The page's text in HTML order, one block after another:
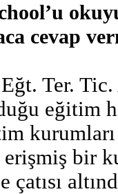
cevap
Ter. Tic.
eğitim
erişmiş bir